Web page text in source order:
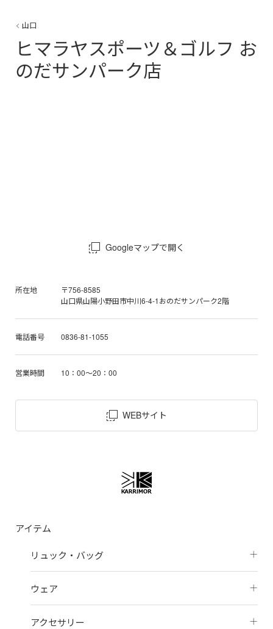
山口
ヒマラヤスポーツ＆ゴルフ お
のだサンパーク店
Googleマップで開く
所在地
〒756-8585
山口県山陽小野田市中川6-4-1おのだサンパーク2階
電話番号 0836-81-1055
営業時間 10：00～20：00
WEBサイト
アイテム
リュック・バッグ
ウェア
アクセサリー